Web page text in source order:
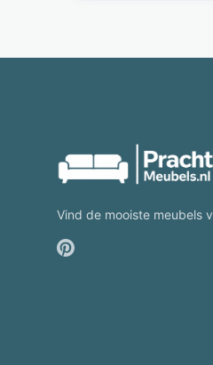
Vind de mooiste meubels